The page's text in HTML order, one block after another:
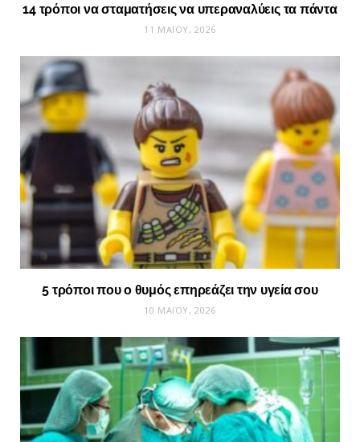
14 τρόποι να σταματήσεις να υπεραναλύεις τα πάντα
11 ΜΑΪ́ΟΥ, 2026
5 τρόποι που ο θυμός επηρεάζει την υγεία σου
10 ΜΑΪ́ΟΥ, 2026